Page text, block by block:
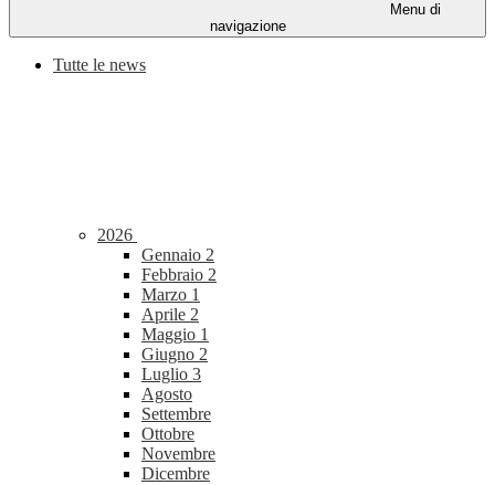
Menu di
navigazione
Tutte le news
2026
Gennaio 2
Febbraio 2
Marzo 1
Aprile 2
Maggio 1
Giugno 2
Luglio 3
Agosto
Settembre
Ottobre
Novembre
Dicembre